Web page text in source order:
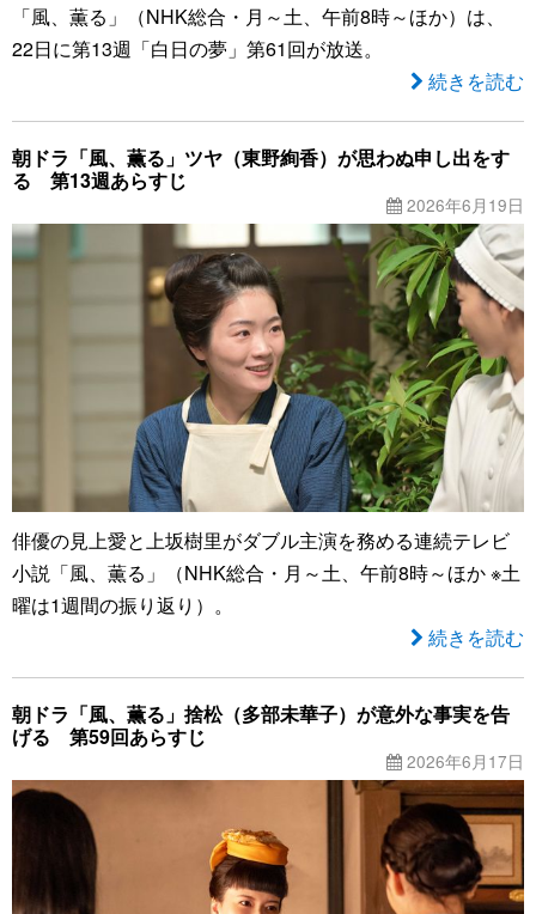
「風、薫る」（NHK総合・月～土、午前8時～ほか）は、
22日に第13週「白日の夢」第61回が放送。
続きを読む
朝ドラ「風、薫る」ツヤ（東野絢香）が思わぬ申し出をす
る 第13週あらすじ
2026年6月19日
俳優の見上愛と上坂樹里がダブル主演を務める連続テレビ
小説「風、薫る」（NHK総合・月～土、午前8時～ほか ※土
曜は1週間の振り返り）。
続きを読む
朝ドラ「風、薫る」捨松（多部未華子）が意外な事実を告
げる 第59回あらすじ
2026年6月17日